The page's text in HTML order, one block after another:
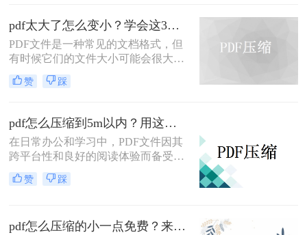
绍三种简单实用的PDF压缩技巧，助
你轻松优化PDF文件，提升文档传输
效率。
pdf太大了怎么变小？学会这3个方法就够了！
PDF文件是一种常见的文档格式，但
有时候它们的文件大小可能会很大，
难以通过电子邮件或其他方式共享。
在这种情况下，大家可以使用以下方
大了怎么变小吧。
赞 踩
pdf怎么压缩到5m以内？用这二种压缩方法！
在日常办公和学习中，PDF文件因其
跨平台性和良好的阅读体验而备受欢
迎。然而，有时PDF文件过大，不仅
占用存储空间，还会影响传输速度。
的方法。
赞 踩
pdf怎么压缩的小一点免费？来试试这二种压缩方法！